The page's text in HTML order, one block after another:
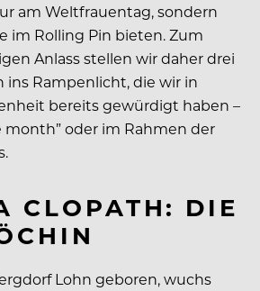
am Weltfrauentag, sondern
im Rolling Pin bieten. Zum
Anlass stellen wir daher drei
ins Rampenlicht, die wir in
bereits gewürdigt haben –
month” oder im Rahmen der
CLOPATH: DIE
Lohn geboren, wuchs